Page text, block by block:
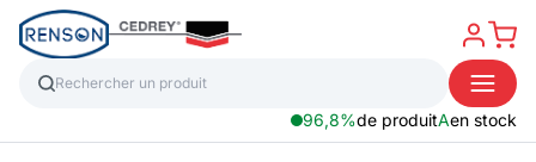
96,8%de produitAen stock